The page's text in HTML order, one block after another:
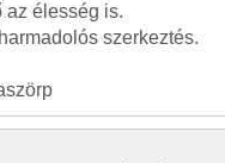
az élesség is.
szerkeztés.